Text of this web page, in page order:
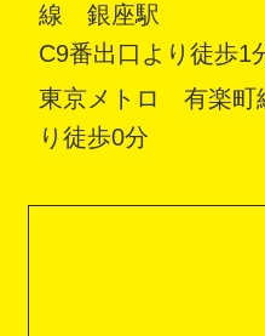
線 銀座駅
C9番出口より徒歩1
東京メトロ 有楽町
り徒歩0分